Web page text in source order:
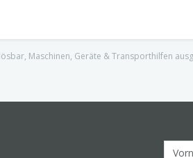
Maschinen, Geräte & Transporthilfen